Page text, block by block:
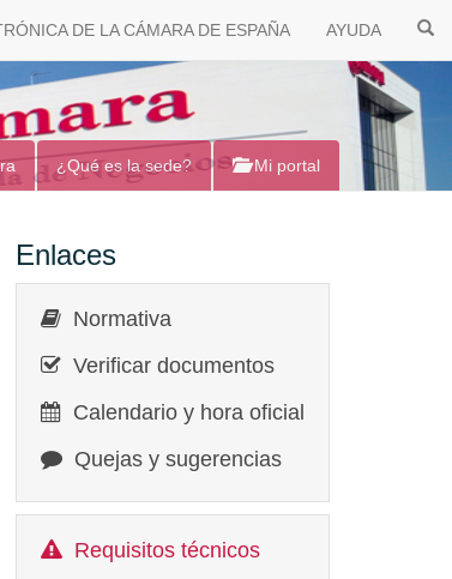
DE LA CÁMARA DE ESPAÑA AYUDA
¿Qué es la sede? Mi portal
Enlaces
Normativa
Verificar documentos
Calendario y hora oficial
Quejas y sugerencias
Requisitos técnicos